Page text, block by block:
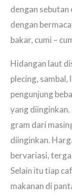
dengan
dengan
bakar, cumi –
Hidangan laut
plecing, sambal,
pengunjung
yang
gram dari
diinginkan.
bervariasi,
Selain itu tiap
makanan di